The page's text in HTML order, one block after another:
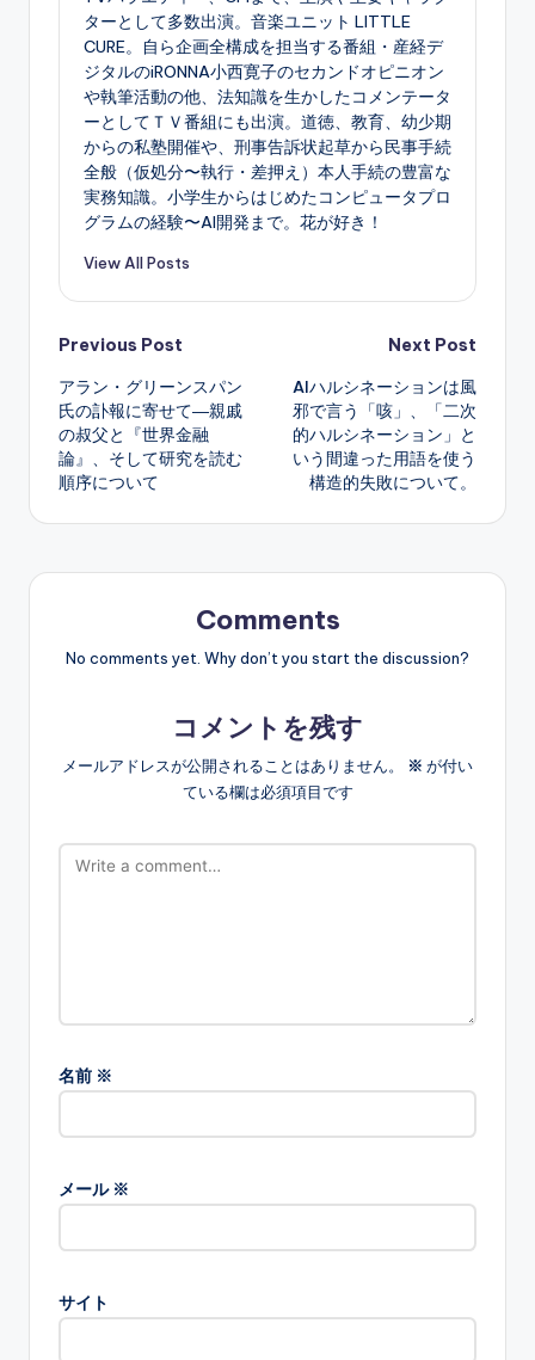
ターとして多数出演。音楽ユニット LITTLE
CURE。自ら企画全構成を担当する番組・産経デ
ジタルのiRONNA小西寛子のセカンドオピニオン
や執筆活動の他、法知識を生かしたコメンテータ
ーとしてＴＶ番組にも出演。道徳、教育、幼少期
からの私塾開催や、刑事告訴状起草から民事手続
全般（仮処分〜執行・差押え）本人手続の豊富な
実務知識。小学生からはじめたコンピュータプロ
グラムの経験〜AI開発まで。花が好き！
View All Posts
Post
navigation
Previous Post
アラン・グリーンスパン
氏の訃報に寄せて―親戚
の叔父と『世界金融
論』、そして研究を読む
順序について
Next Post
AIハルシネーションは風
邪で言う「咳」、「二次
的ハルシネーション」と
いう間違った用語を使う
構造的失敗について。
Comments
No comments yet. Why don’t you start the discussion?
コメントを残す
メールアドレスが公開されることはありません。 ※ が付い
ている欄は必須項目です
名前 ※
メール ※
サイト